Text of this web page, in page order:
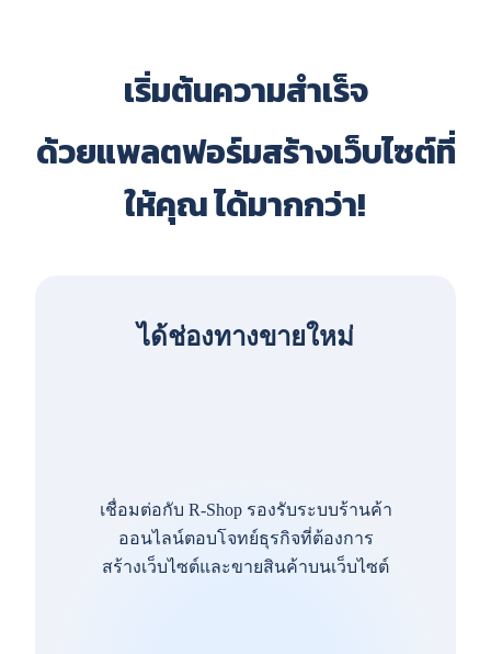
เริ่มต้นความสำเร็จ
ด้วยแพลตฟอร์มสร้างเว็บไซต์ที่
ให้คุณ ได้มากกว่า!
ได้ช่องทางขายใหม่
เชื่อมต่อกับ R-Shop รองรับระบบร้านค้า
ออนไลน์ตอบโจทย์ธุรกิจที่ต้องการ
สร้างเว็บไซต์และขายสินค้าบนเว็บไซต์